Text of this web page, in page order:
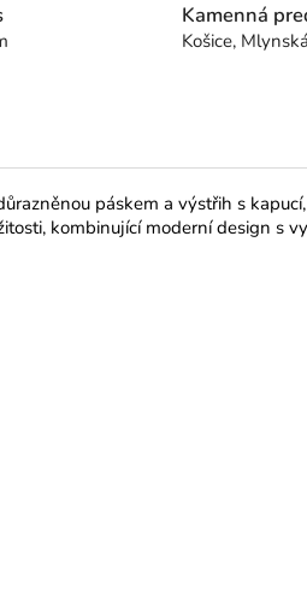
Kamenná
Košice,
páskem a výstřih s
kombinující moderní design s